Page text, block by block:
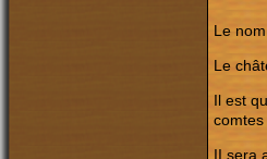
Le
Le
Il est
II sera